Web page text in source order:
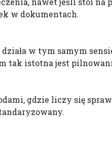
w dokumentach.
w tym samym
tak istotna jest
gdzie liczy się